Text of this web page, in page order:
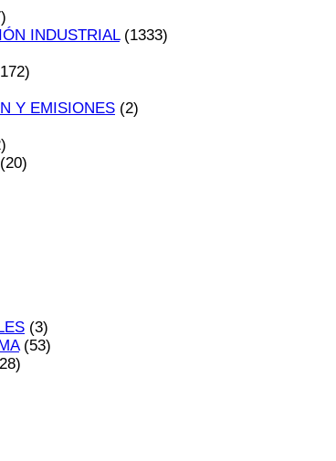
INDUSTRIAL (1333)
Y EMISIONES (2)
(20)
(3)
(53)